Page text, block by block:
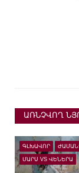
ԱՌՆՉՎՈՂ
ԳԼԽԱՎՈՐ
ՄԱՐՍ VS ՎԵՆԵՐԱ